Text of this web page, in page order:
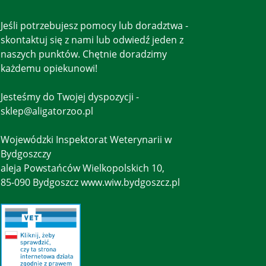
Jeśli potrzebujesz pomocy lub doradztwa -
skontaktuj się z nami lub odwiedź jeden z
naszych punktów. Chętnie doradzimy
każdemu opiekunowi!
Jesteśmy do Twojej dyspozycji -
sklep@aligatorzoo.pl
Wojewódzki Inspektorat Weterynarii w
Bydgoszczy
aleja Powstańców Wielkopolskich 10,
85-090 Bydgoszcz www.wiw.bydgoszcz.pl